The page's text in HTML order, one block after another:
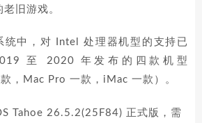
旧游戏。
统中，对 Intel 处理器机型的支持已
至 2020 年发布的四款机型
，Mac Pro 一款，iMac 一款）。
Tahoe 26.5.2(25F84) 正式版，需